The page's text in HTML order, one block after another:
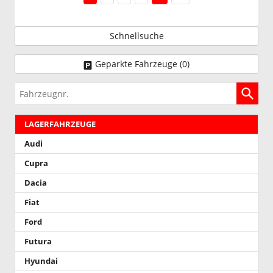
Schnellsuche
Geparkte Fahrzeuge (0)
Fahrzeugnr.
LAGERFAHRZEUGE
Audi
Cupra
Dacia
Fiat
Ford
Futura
Hyundai